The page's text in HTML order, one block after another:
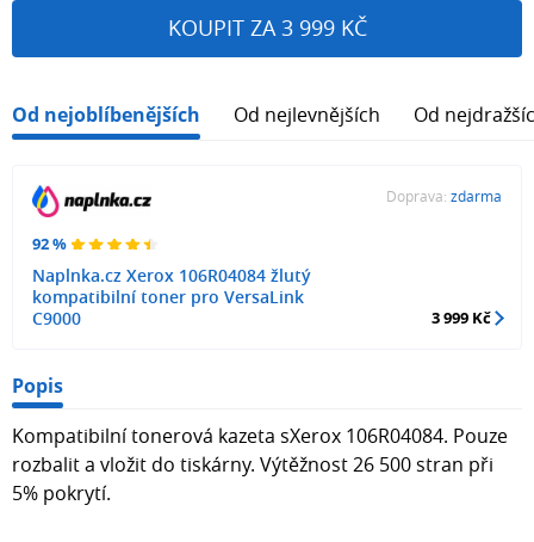
KOUPIT ZA 3 999 KČ
Od nejoblíbenějších Od nejlevnějších Od
92 %
Naplnka.cz Xerox 106R04084 žlutý
kompatibilní toner pro VersaLink
C9000
Doprava: zdarma
3 999 Kč
Popis
Kompatibilní tonerová kazeta sXerox 106R04084. Pouze
rozbalit a vložit do tiskárny. Výtěžnost 26 500 stran při
5% pokrytí.